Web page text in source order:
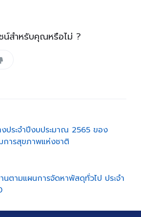
น์สำหรับคุณหรือไม่ ?
ประจำปีงบประมาณ 2565 ของ
ารสุขภาพแห่งชาติ
นตามแผนการจัดหาพัสดุทั่วไป ประจำ